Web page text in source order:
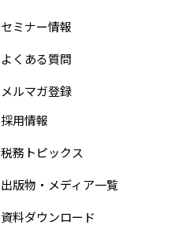
セミナー情報
よくある質問
メルマガ登録
採用情報
税務トピックス
出版物・メディア一覧
資料ダウンロード